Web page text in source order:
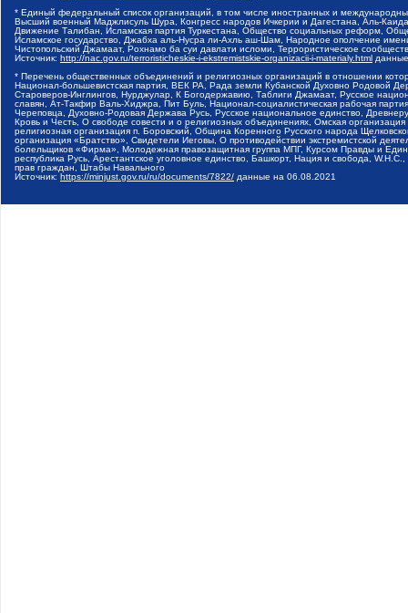
* Единый федеральный список организаций, в том числе иностранных и
Высший военный Маджлисуль Шура, Конгресс народов Ичкерии и Дагестана, Аль-
Движение Талибан, Исламская партия Туркестана, Общество социальных реформ,
Исламское государство, Джабха аль-Нусра ли-Ахль аш-Шам, Народное ополчение
Чистопольский Джамаат, Рохнамо ба суи давлати исломи, Террористическое
Источник: http://nac.gov.ru/terroristicheskie-i-ekstremistskie-organizacii-i-materialy.html
* Перечень общественных объединений и религиозных организаций в отношении
Национал-большевистская партия, ВЕК РА, Рада земли Кубанской Духовно Родовой
Староверов-Инглингов, Нурджулар, К Богодержавию, Таблиги Джамаат, Русское
славян, Ат-Такфир Валь-Хиджра, Пит Буль, Национал-социалистическая рабочая
Череповца, Духовно-Родовая Держава Русь, Русское национальное единство,
Кровь и Честь, О свободе совести и о религиозных объединениях, Омская
религиозная организация п. Боровский, Община Коренного Русского народа
организация «Братство», Свидетели Иеговы, О противодействии экстремистской
болельщиков «Фирма», Молодежная правозащитная группа МПГ, Курсом Правды и
республика Русь, Арестантское уголовное единство, Башкорт, Нация и свобода,
прав граждан, Штабы Навального
Источник: https://minjust.gov.ru/ru/documents/7822/ данные на 06.08.2021